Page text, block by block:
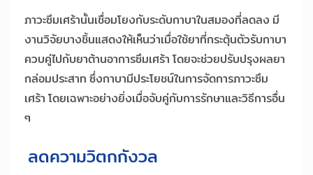
ภาวะซึมเศร้านั้นเชื่อมโยงกับระดับกาบาในสมองที่ลดลง มี
งานวิจัยบางชิ้นแสดงให้เห็นว่าเมื่อใช้ยาที่กระตุ้นตัวรับกาบา
ควบคู่ไปกับยาต้านอาการซึมเศร้า โดยจะช่วยปรับปรุงผลยา
กล่อมประสาท ซึ่งกาบามีประโยชน์ในการจัดการภาวะซึม
เศร้า โดยเฉพาะอย่างยิ่งเมื่อจับคู่กับการรักษาและวิธีการอื่น
ๆ
ลดความวิตกกังวล